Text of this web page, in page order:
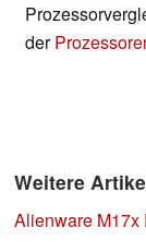
der
Weitere
Alienware M17x